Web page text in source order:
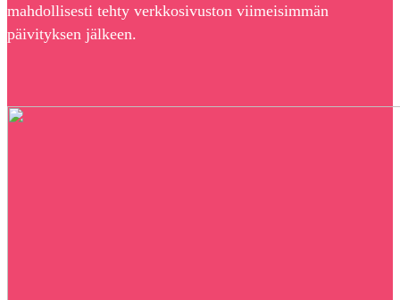
mahdollisesti tehty verkkosivuston viimeisimmän
päivityksen jälkeen.